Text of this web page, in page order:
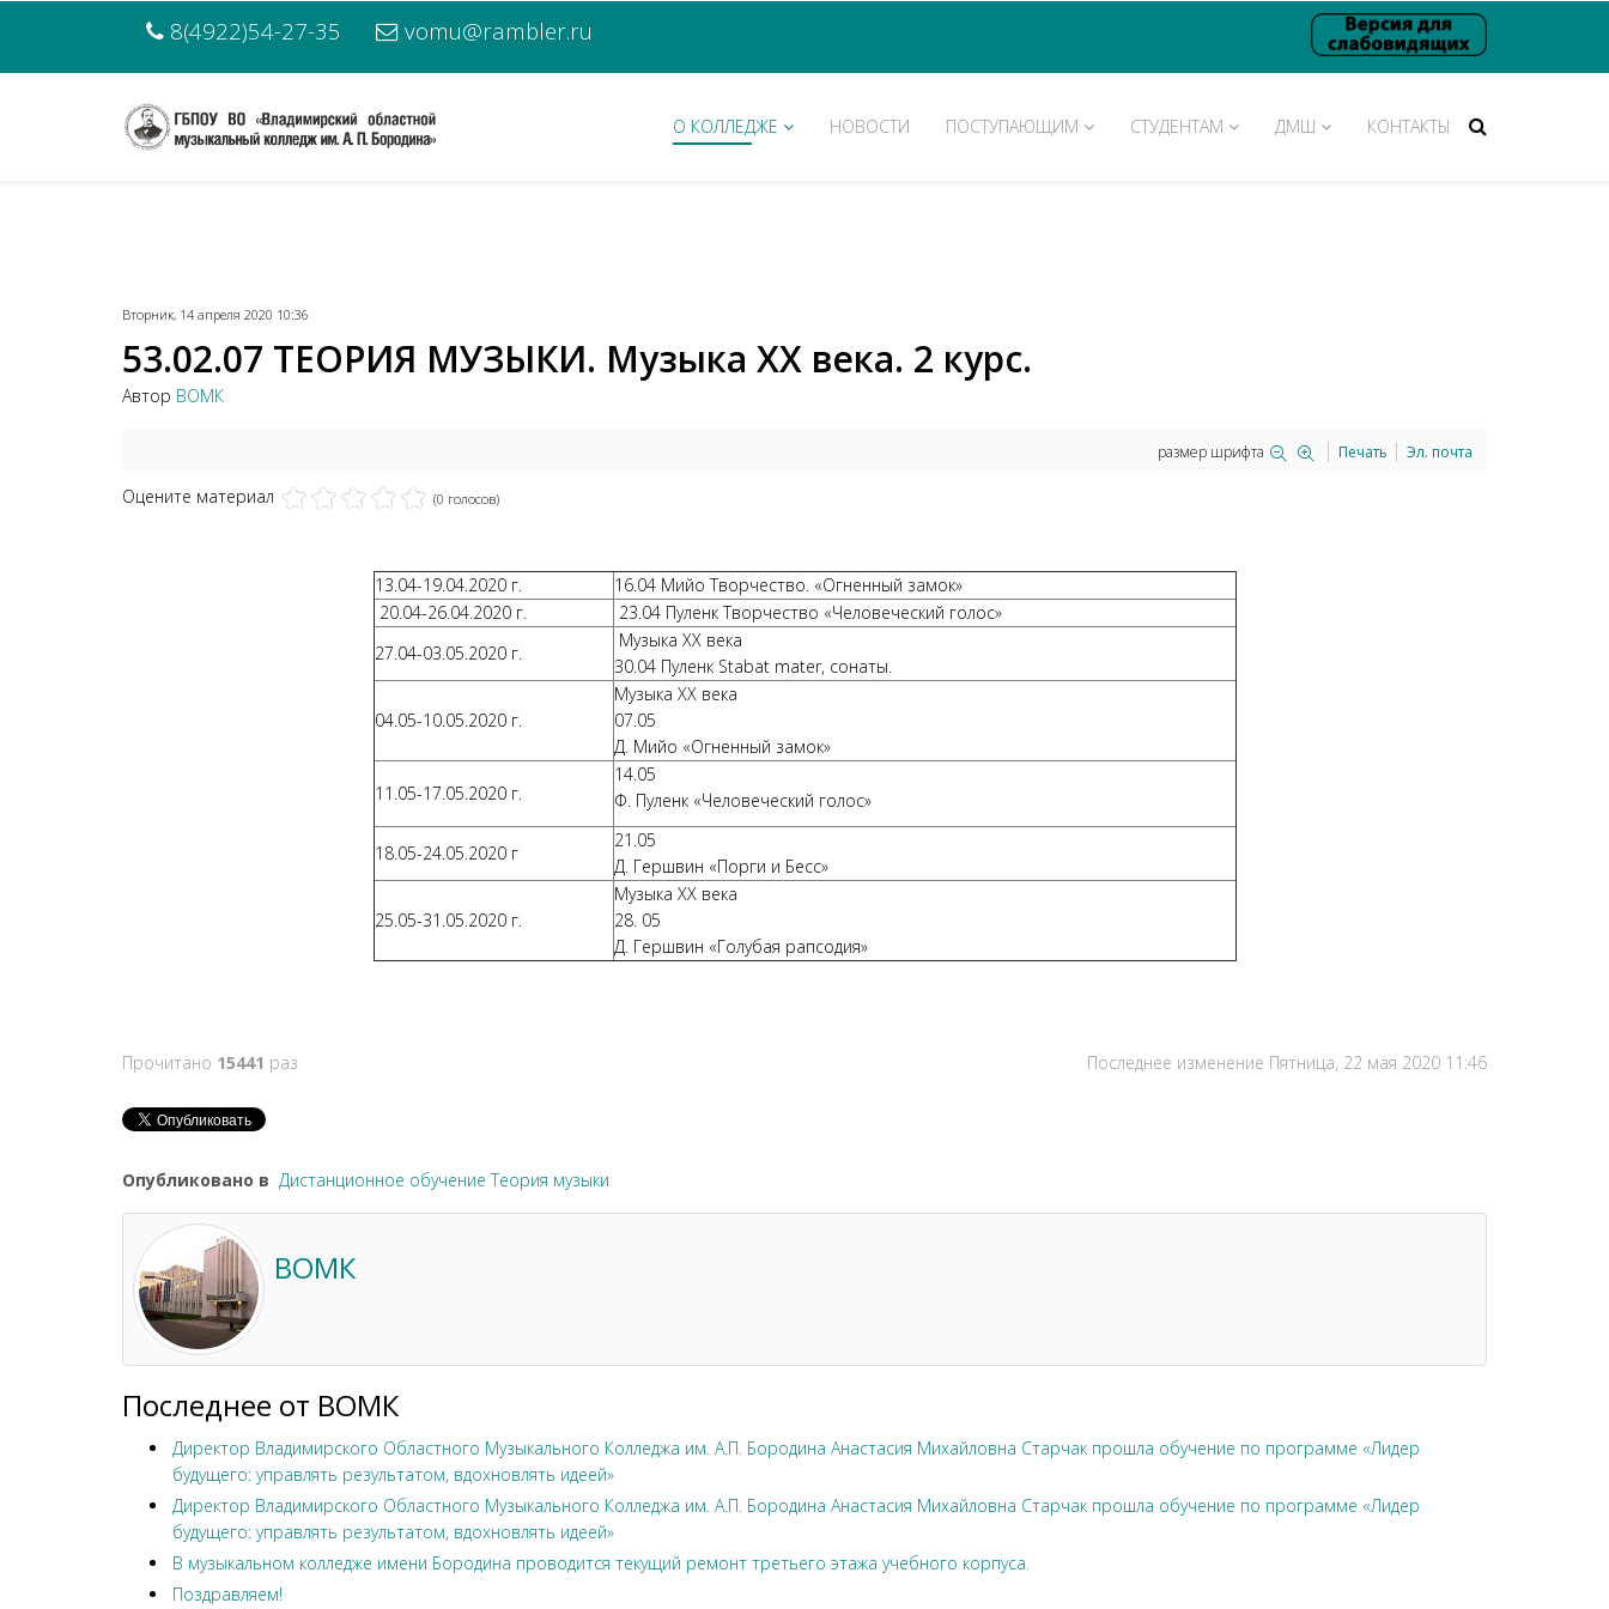
8(4922)54-27-35 vomu@rambler.ru
О КОЛЛЕДЖЕ НОВОСТИ ПОСТУПАЮЩИМ СТУДЕНТАМ ДМШ КОНТАКТЫ
Вторник, 14 апреля 2020 10:36
53.02.07 ТЕОРИЯ МУЗЫКИ. Музыка ХХ века. 2 курс.
Автор ВОМК
размер шрифта Печать Эл. почта
Оцените материал (0 голосов)
13.04-19.04.2020 г.
16.04 Мийо Творчество. «Огненный замок»
20.04-26.04.2020 г.
23.04 Пуленк Творчество «Человеческий голос»
27.04-03.05.2020 г.
Музыка ХХ века
30.04 Пуленк Stabat mater, сонаты.
04.05-10.05.2020 г.
Музыка ХХ века
07.05
Д. Мийо «Огненный замок»
11.05-17.05.2020 г.
14.05
Ф. Пуленк «Человеческий голос»
18.05-24.05.2020 г
21.05
Д. Гершвин «Порги и Бесс»
25.05-31.05.2020 г.
Музыка ХХ века
28. 05
Д. Гершвин «Голубая рапсодия»
Прочитано 15441 раз Последнее изменение Пятница, 22 мая 2020 11:46
Опубликовано в Дистанционное обучение Теория музыки
ВОМК
Последнее от ВОМК
Директор Владимирского Областного Музыкального Колледжа им. А.П. Бородина Анастасия Михайловна Старчак прошла обучение по программе «Лидер
будущего: управлять результатом, вдохновлять идеей»
Директор Владимирского Областного Музыкального Колледжа им. А.П. Бородина Анастасия Михайловна Старчак прошла обучение по программе «Лидер
будущего: управлять результатом, вдохновлять идеей»
В музыкальном колледже имени Бородина проводится текущий ремонт третьего этажа учебного корпуса.
Поздравляем!